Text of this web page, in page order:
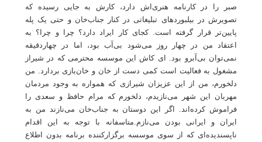
صبر را در کارنامه هنری‌اش دارد، کارش به جایی رسیده که
تصویرش در بیلبوردهای تبلیغاتی در کنار جناب‌خان و حتی یک پله
پایین‌تر قرار گرفته است. کجای کار ایراد دارد؟ چرا و چرا؟ به
اعتقاد من در چهار روز می‌شود بی‌آب بود، اما در چهاردقیقه
نمی‌توان بی‌آبرو بود. ‌ای کاش این موسسه محترمی که در شیراز
مشغول به فعالیت است کمی دست از خان و خان‌بازی بردارد. من
دلخورم، من از این عزیزان شیرازی که همواره به وجود مردمان
مهربان این شهر می‌نازیدم، دلخورم که مرام حافظ و سعدی را
فراموش کرده‌اند. اگر این دوستان به جناب‌خان می‌نازند من به
ایران و ایرانی بودن می‌نازم.متاسفانه با توجه به این اقدام
ناپسندیده‌ای که از سوی موسسه برگزارکننده برنامه بدون اطلاع